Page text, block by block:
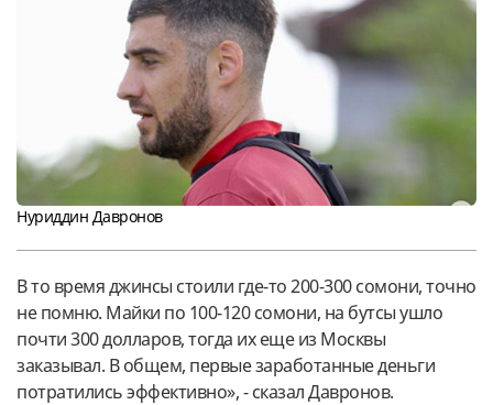
Нуриддин Давронов
В то время джинсы стоили где-то 200-300 сомони, точно
не помню. Майки по 100-120 сомони, на бутсы ушло
почти 300 долларов, тогда их еще из Москвы
заказывал. В общем, первые заработанные деньги
потратились эффективно», - сказал Давронов.